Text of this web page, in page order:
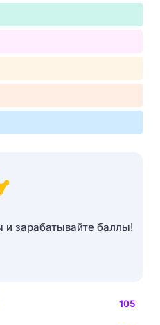
и зарабатывайте баллы!
105